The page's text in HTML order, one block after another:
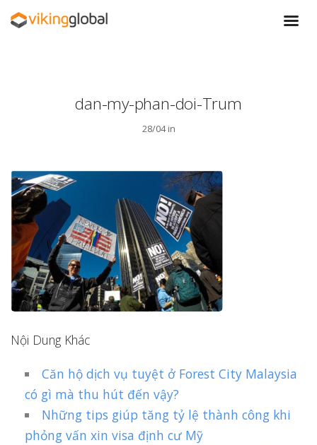
dan-my-phan-doi-Trum
28/04 in
Nội Dung Khác
Căn hộ dịch vụ tuyệt ở Forest City Malaysia
có gì mà thu hút đến vậy?
Những tips giúp tăng tỷ lệ thành công khi
phỏng vấn xin visa định cư Mỹ